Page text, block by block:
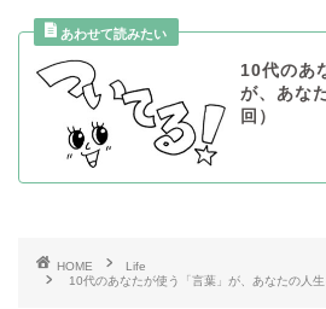
10代のあ
が、あな
回）
HOME
Life
10代のあなたが使う「言葉」が、あなたの人生